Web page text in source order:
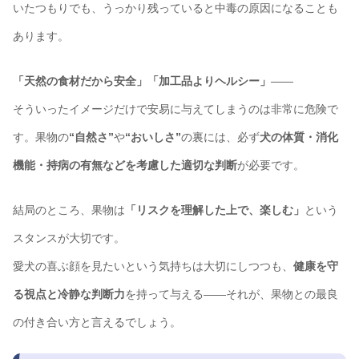
いたつもりでも、うっかり残っていると中毒の原因になることも
あります。
「天然の食材だから安全」「加工品よりヘルシー」 ――
そういったイメージだけで安易に与えてしまうのは非常に危険で
す。果物の“自然さ”や“おいしさ”の裏には、必ず犬の体質・消化
機能・持病の有無などを考慮した適切な判断が必要です。
結局のところ、果物は 「リスクを理解した上で、楽しむ」 という
スタンスが大切です。
愛犬の喜ぶ顔を見たいという気持ちは大切にしつつも、 健康を守
る視点と冷静な判断力を持って与える――それが、果物との最良
の付き合い方と言えるでしょう。